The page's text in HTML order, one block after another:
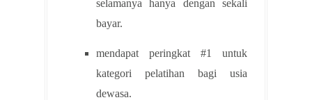
selamanya hanya dengan sekali
bayar.
mendapat peringkat #1 untuk
kategori pelatihan bagi usia
dewasa.